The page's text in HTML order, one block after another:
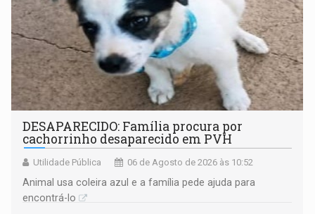
DESAPARECIDO: Família procura por
cachorrinho desaparecido em PVH
Utilidade Pública 06 de Agosto de 2026 às 10:52
Animal usa coleira azul e a família pede ajuda para
encontrá-lo